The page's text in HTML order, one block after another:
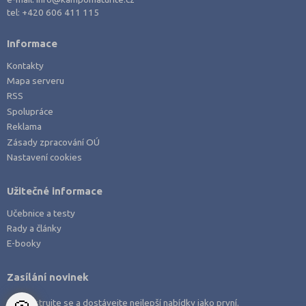
Právo
Pedagogika a sociální péče
Umělecké obory
Praktická škola
Šance na přijetí
tel: +420 606 411 115
Informace
Kontakty
Mapa serveru
RSS
Spolupráce
Reklama
Zásady zpracování OÚ
Nastavení cookies
Užitečné informace
Učebnice a testy
Rady a články
E-booky
Zasílání novinek
Zaregistrujte se a dostávejte nejlepší nabídky jako první.